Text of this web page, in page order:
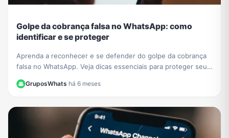
Golpe da cobrança falsa no WhatsApp: como
identificar e se proteger
Aprenda a reconhecer e se defender do golpe da cobrança
falsa no WhatsApp. Veja dicas essenciais para proteger seus
GruposWhats·há 6 meses